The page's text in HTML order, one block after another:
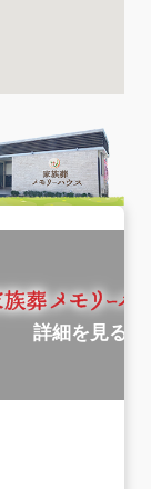
詳細を見る